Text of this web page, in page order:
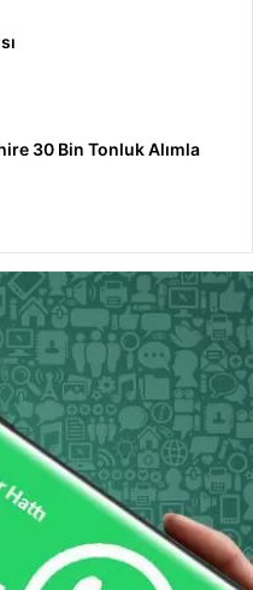
30 Bin Tonluk Alımla